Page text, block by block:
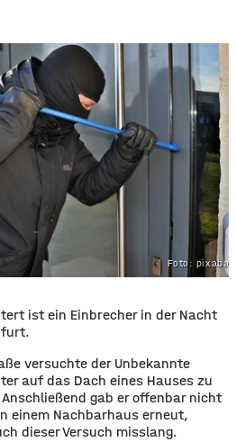
Foto:
ist ein Einbrecher in der Nacht
versuchte der Unbekannte
auf das Dach eines Hauses zu
gab er offenbar nicht
einem Nachbarhaus erneut,
dieser Versuch misslang.